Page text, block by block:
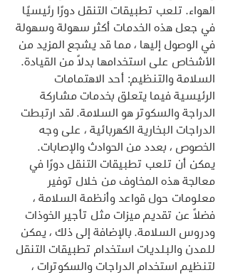
الهواء. تلعب تطبيقات التنقل دورًا رئيسيًا
في جعل هذه الخدمات أكثر سهولة وسهولة
في الوصول إليها ، مما قد يشجع المزيد من
الأشخاص على استخدامها بدلاً من القيادة.
السلامة والتنظيم: أحد الاهتمامات
الرئيسية فيما يتعلق بخدمات مشاركة
الدراجة والسكوتر هو السلامة. لقد ارتبطت
الدراجات البخارية الكهربائية ، على وجه
الخصوص ، بعدد من الحوادث والإصابات.
يمكن أن تلعب تطبيقات التنقل دورًا في
معالجة هذه المخاوف من خلال توفير
معلومات حول قواعد وأنظمة السلامة ،
فضلاً عن تقديم ميزات مثل تأجير الخوذات
ودروس السلامة. بالإضافة إلى ذلك ، يمكن
للمدن والبلديات استخدام تطبيقات التنقل
لتنظيم استخدام الدراجات والسكوترات ،